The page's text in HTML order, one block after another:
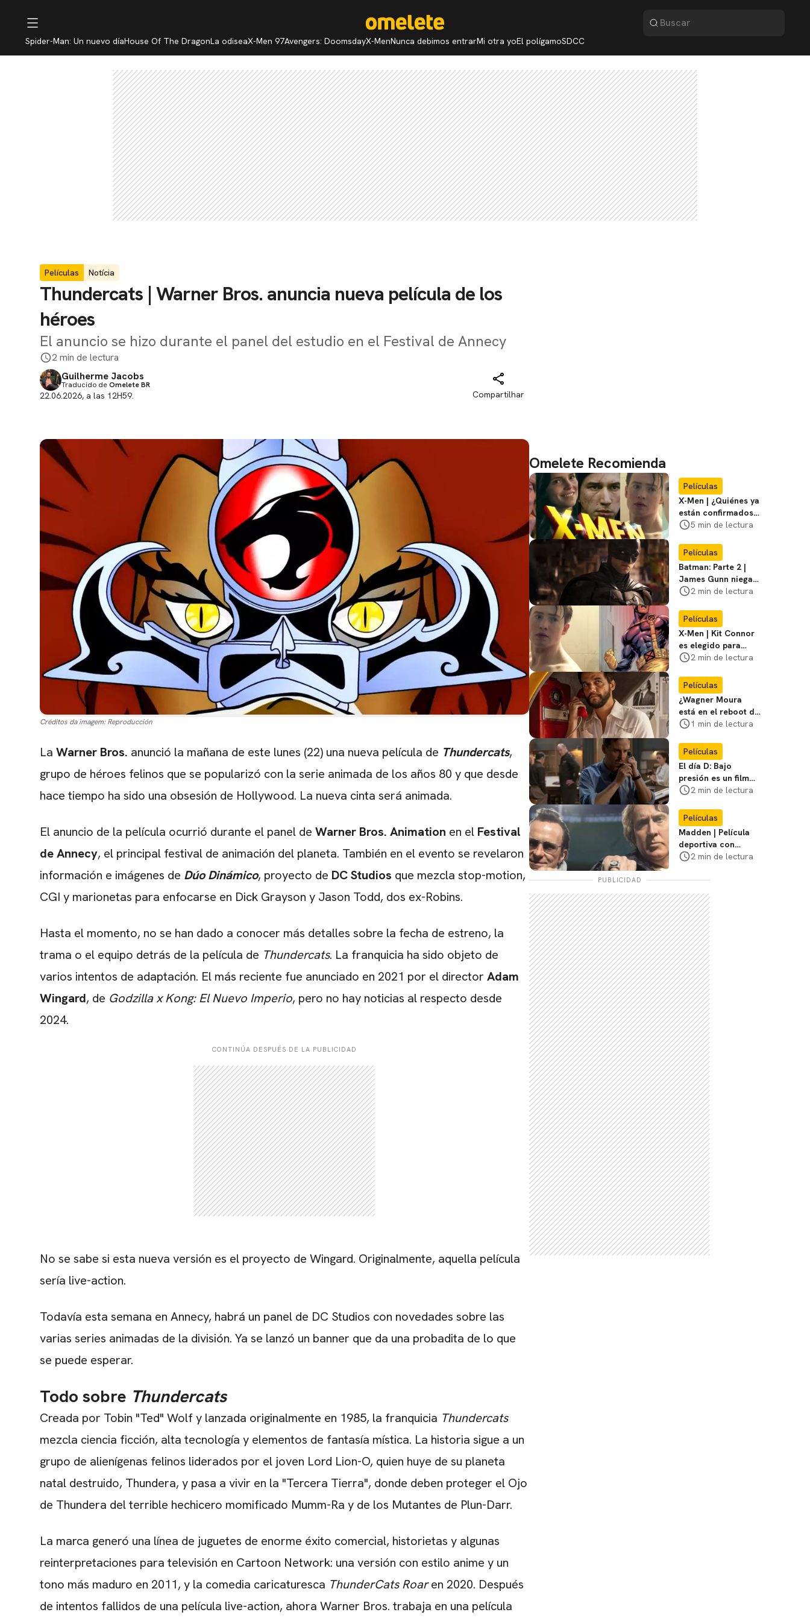
Spider-Man: Un nuevo díaHouse Of The DragonLa odiseaX-Men 97Avengers: DoomsdayX-MenNunca debimos entrarMi otra yoEl polígamoSDCC
Películas Notícia
Thundercats | Warner Bros. anuncia nueva película de los
héroes
El anuncio se hizo durante el panel del estudio en el Festival de Annecy
2 min de lectura
Guilherme Jacobs
Traducido deOmelete BR
22.06.2026, a las 12H59. Compartilhar
Créditos da imagem: Reproducción
La Warner Bros. anunció la mañana de este lunes (22) una nueva película de Thundercats,
grupo de héroes felinos que se popularizó con la serie animada de los años 80 y que desde
hace tiempo ha sido una obsesión de Hollywood. La nueva cinta será animada.
El anuncio de la película ocurrió durante el panel de Warner Bros. Animation en el Festival
de Annecy, el principal festival de animación del planeta. También en el evento se revelaron
información e imágenes de Dúo Dinámico, proyecto de DC Studios que mezcla stop-motion,
CGI y marionetas para enfocarse en Dick Grayson y Jason Todd, dos ex-Robins.
Hasta el momento, no se han dado a conocer más detalles sobre la fecha de estreno, la
trama o el equipo detrás de la película de Thundercats. La franquicia ha sido objeto de
varios intentos de adaptación. El más reciente fue anunciado en 2021 por el director Adam
Wingard, de Godzilla x Kong: El Nuevo Imperio, pero no hay noticias al respecto desde
2024.
CONTINÚA DESPUÉS DE LA PUBLICIDAD
No se sabe si esta nueva versión es el proyecto de Wingard. Originalmente, aquella película
sería live-action.
Todavía esta semana en Annecy, habrá un panel de DC Studios con novedades sobre las
varias series animadas de la división. Ya se lanzó un banner que da una probadita de lo que
se puede esperar.
Todo sobre Thundercats
Creada por Tobin "Ted" Wolf y lanzada originalmente en 1985, la franquicia Thundercats
mezcla ciencia ficción, alta tecnología y elementos de fantasía mística. La historia sigue a un
grupo de alienígenas felinos liderados por el joven Lord Lion-O, quien huye de su planeta
natal destruido, Thundera, y pasa a vivir en la "Tercera Tierra", donde deben proteger el Ojo
de Thundera del terrible hechicero momificado Mumm-Ra y de los Mutantes de Plun-Darr.
La marca generó una línea de juguetes de enorme éxito comercial, historietas y algunas
reinterpretaciones para televisión en Cartoon Network: una versión con estilo anime y un
tono más maduro en 2011, y la comedia caricaturesca ThunderCats Roaren 2020. Después
de intentos fallidos de una película live-action, ahora Warner Bros. trabaja en una película
Omelete Recomienda
Películas
X-Men | ¿Quiénes ya
están confirmados
en la película de
favoritos
5 min de lectura
Películas
Batman: Parte 2 |
James Gunn niega
que se filme la parte
2 min de lectura
Películas
X-Men | Kit Connor
es elegido para
interpretar a
película
2 min de lectura
Películas
¿Wagner Moura
está en el reboot de
X-Men? El actor lo
1 min de lectura
Películas
El día D: Bajo
presión es un film
bélico distinto lleno
2 min de lectura
Películas
Madden | Película
deportiva con
Nicolas Cage tendrá
cines
2 min de lectura
PUBLICIDAD
CARREGANDO PUBLICIDADE